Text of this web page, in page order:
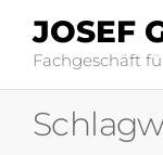
JOSEF
Fachgeschäft